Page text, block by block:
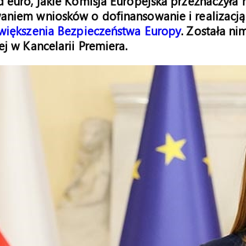
wniosków o dofinansowanie i
Bezpieczeństwa Europy. Została
w Kancelarii Premiera.